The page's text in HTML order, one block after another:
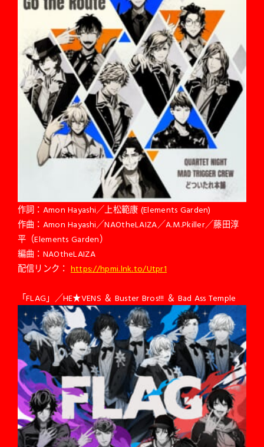
作詞：Amon Hayashi／上松範康 (Elements Garden)
作曲：Amon Hayashi／NAOtheLAIZA／A.M.Pkiller／藤田淳
平（Elements Garden）
編曲：NAOtheLAIZA
配信リンク： https://hpmi.lnk.to/Utpr1
「FLAG」／HE★VENS ＆ Buster Bros!!! ＆ Bad Ass Temple